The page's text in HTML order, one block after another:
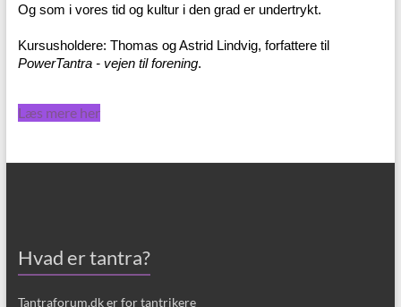
Og som i vores tid og kultur i den grad er undertrykt.
Kursusholdere: Thomas og Astrid Lindvig, forfattere til
PowerTantra - vejen til forening.
Læs mere her
Hvad er tantra?
Tantraforum.dk er for tantrikere